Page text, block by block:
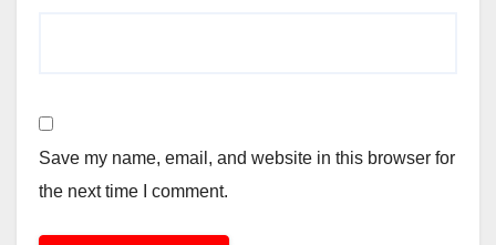
Save my name, email, and website in this browser for
the next time I comment.